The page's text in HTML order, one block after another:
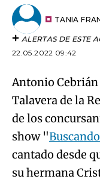
Antonio Cebrián
Talavera de la
de los
show "
cantado desde
su hermana
hermana es
presentar al
tarde y no pudo
An error